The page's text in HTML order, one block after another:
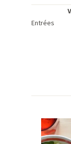
Entrées